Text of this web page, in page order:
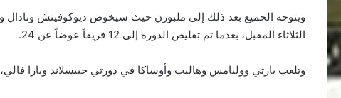
ويتوجه الجميع بعد ذلك إلى ملبورن حيث سيخوض ديوكوفيتش ونادال
الثلاثاء المقبل، بعدما تم تقليص الدورة إلى 12 فريقاً عوضاً عن 24.
وتلعب بارتي ووليامس وهاليب وأوساكا في دورتي جيبسلاند ويارا فالي،